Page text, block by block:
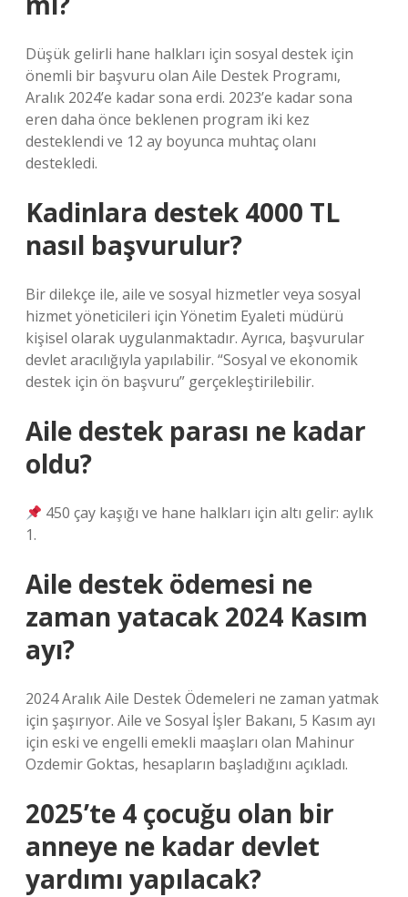
Düşük gelirli hane halkları için sosyal destek için
önemli bir başvuru olan Aile Destek Programı,
Aralık 2024’e kadar sona erdi. 2023’e kadar sona
eren daha önce beklenen program iki kez
desteklendi ve 12 ay boyunca muhtaç olanı
destekledi.
Kadinlara destek 4000 TL
nasıl başvurulur?
Bir dilekçe ile, aile ve sosyal hizmetler veya sosyal
hizmet yöneticileri için Yönetim Eyaleti müdürü
kişisel olarak uygulanmaktadır. Ayrıca, başvurular
devlet aracılığıyla yapılabilir. “Sosyal ve ekonomik
destek için ön başvuru” gerçekleştirilebilir.
Aile destek parası ne kadar
oldu?
450 çay kaşığı ve hane halkları için altı gelir: aylık
1.
Aile destek ödemesi ne
zaman yatacak 2024 Kasım
ayı?
2024 Aralık Aile Destek Ödemeleri ne zaman yatmak
için şaşırıyor. Aile ve Sosyal İşler Bakanı, 5 Kasım ayı
için eski ve engelli emekli maaşları olan Mahinur
Ozdemir Goktas, hesapların başladığını açıkladı.
2025’te 4 çocuğu olan bir
anneye ne kadar devlet
yardımı yapılacak?